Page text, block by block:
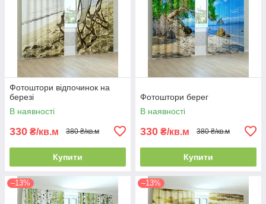
Фотоштори відпочинок на
березі
В наявності
330 ₴/кв.м 380 ₴/кв.м
Купити
Фотоштори берег
В наявності
330 ₴/кв.м 380 ₴/кв.м
Купити
–13% –13%